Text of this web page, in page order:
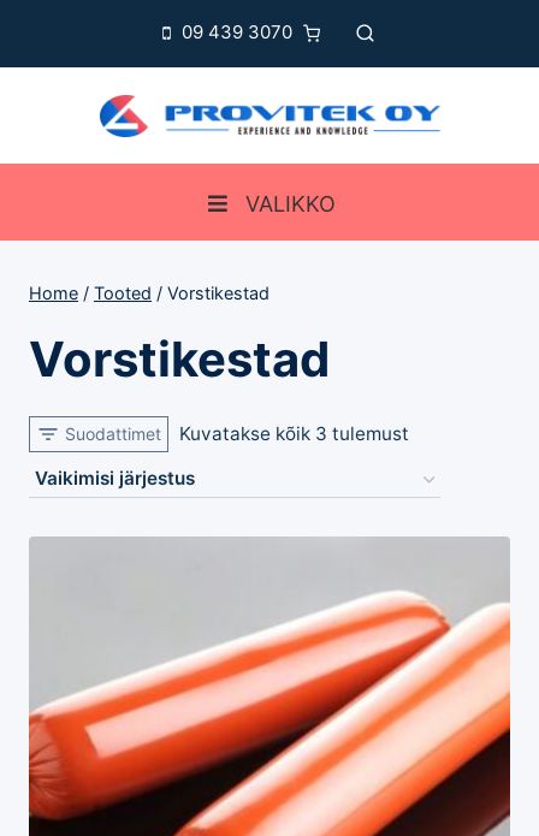
09 439 3070
VALIKKO
Home / Tooted / Vorstikestad
Vorstikestad
Suodattimet Kuvatakse kõik 3 tulemust